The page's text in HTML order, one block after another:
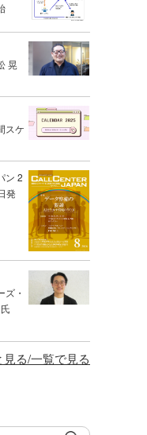
晃
スケ
ン 2
発
ズ・
見る/一覧で見る